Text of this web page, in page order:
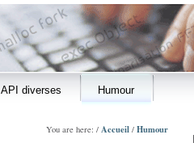
API diverses Humour
You are here: / Accueil / Humour